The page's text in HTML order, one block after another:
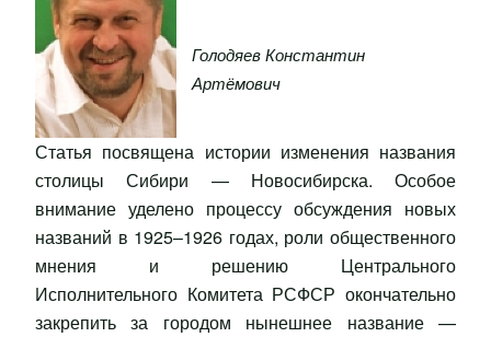
Голодяев Константин
Артёмович
Статья посвящена истории изменения названия
столицы Сибири — Новосибирска. Особое
внимание уделено процессу обсуждения новых
названий в 1925–1926 годах, роли общественного
мнения и решению Центрального
Исполнительного Комитета РСФСР окончательно
закрепить за городом нынешнее название —